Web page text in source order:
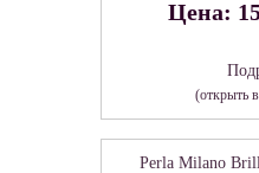
Цена:
(открыть
Perla Milano